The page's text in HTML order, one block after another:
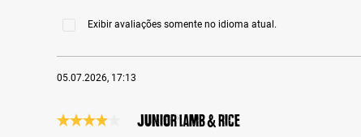
Exibir avaliações somente no idioma atual.
05.07.2026, 17:13
Junior Lamb & Rice